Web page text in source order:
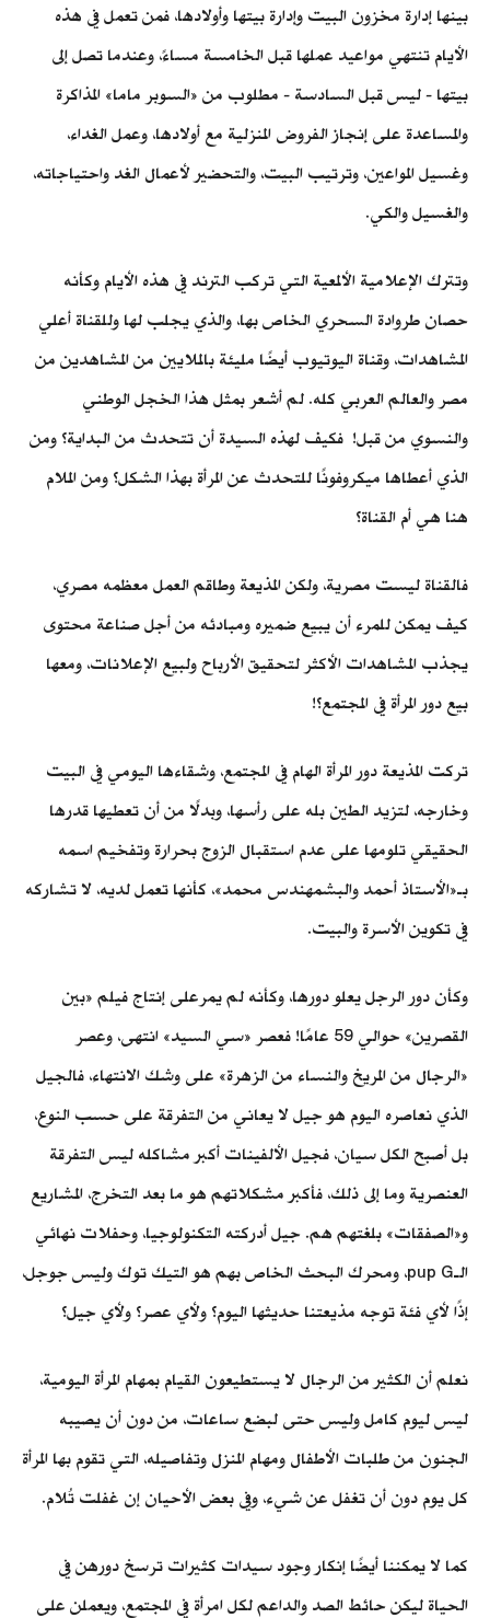
بينها إدارة مخزون البيت وإدارة بيتها وأولادها، فمن تعمل في هذه
الأيام تنتهي مواعيد عملها قبل الخامسة مساءً، وعندما تصل إلى
بيتها - ليس قبل السادسة - مطلوب من «السوبر ماما» المذاكرة
والمساعدة على إنجاز الفروض المنزلية مع أولادها، وعمل الغداء،
وغسيل المواعين، وترتيب البيت، والتحضير لأعمال الغد واحتياجاته،
والغسيل والكي.
وتترك الإعلامية الألمعية التي تركب الترند في هذه الأيام وكأنه
حصان طروادة السحري الخاص بها، والذي يجلب لها وللقناة أعلي
المشاهدات، وقناة اليوتيوب أيضًا مليئة بالملايين من المشاهدين من
مصر والعالم العربي كله. لم أشعر بمثل هذا الخجل الوطني
والنسوي من قبل! فكيف لهذه السيدة أن تتحدث من البداية؟ ومن
الذي أعطاها ميكروفونًا للتحدث عن المرأة بهذا الشكل؟ ومن الملام
هنا هي أم القناة؟
فالقناة ليست مصرية، ولكن المذيعة وطاقم العمل معظمه مصري،
كيف يمكن للمرء أن يبيع ضميره ومبادئه من أجل صناعة محتوى
يجذب المشاهدات الأكثر لتحقيق الأرباح ولبيع الإعلانات، ومعها
بيع دور المرأة في المجتمع؟!
تركت المذيعة دور المرأة الهام في المجتمع، وشقاءها اليومي في البيت
وخارجه، لتزيد الطين بله على رأسها، وبدلًا من أن تعطيها قدرها
الحقيقي تلومها على عدم استقبال الزوج بحرارة وتفخيم اسمه
بـ«الأستاذ أحمد والبشمهندس محمد»، كأنها تعمل لديه، لا تشاركه
في تكوين الأسرة والبيت.
وكأن دور الرجل يعلو دورها، وكأنه لم يمرعلى إنتاج فيلم «بين
القصرين» حوالي 59 عامًا! فعصر «سي السيد» انتهى، وعصر
«الرجال من المريخ والنساء من الزهرة» على وشك الانتهاء، فالجيل
الذي نعاصره اليوم هو جيل لا يعاني من التفرقة على حسب النوع،
بل أصبح الكل سيان، فجيل الألفينات أكبر مشاكله ليس التفرقة
العنصرية وما إلى ذلك، فأكبر مشكلاتهم هو ما بعد التخرج، المشاريع
و«الصفقات» بلغتهم هم. جيل أدركته التكنولوجيا، وحفلات نهائي
الـpup G، ومحرك البحث الخاص بهم هو التيك توك وليس جوجل،
إذًا لأي فئة توجه مذيعتنا حديثها اليوم؟ ولأي عصر؟ ولأي جيل؟
نعلم أن الكثير من الرجال لا يستطيعون القيام بمهام المرأة اليومية،
ليس ليوم كامل وليس حتى لبضع ساعات، من دون أن يصيبه
الجنون من طلبات الأطفال ومهام المنزل وتفاصيله، التي تقوم بها المرأة
كل يوم دون أن تغفل عن شيء، وفي بعض الأحيان إن غفلت تُلام.
كما لا يمكننا أيضًا إنكار وجود سيدات كثيرات ترسخ دورهن في
الحياة ليكن حائط الصد والداعم لكل امرأة في المجتمع، ويعملن على